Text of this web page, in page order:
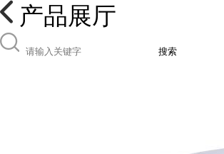
产品展厅
搜索